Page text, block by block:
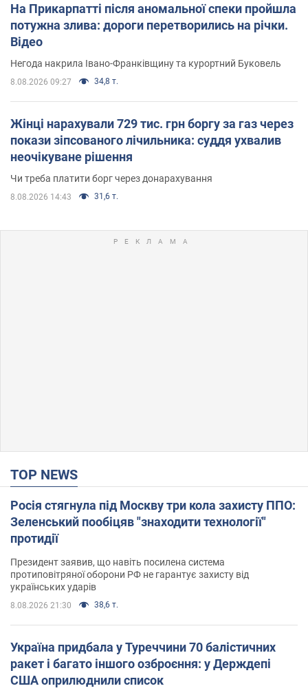
На Прикарпатті після аномальної спеки пройшла
потужна злива: дороги перетворились на річки.
Відео
Негода накрила Івано-Франківщину та курортний Буковель
8.08.2026 09:27 34,8 т.
Жінці нарахували 729 тис. грн боргу за газ через
покази зіпсованого лічильника: суддя ухвалив
неочікуване рішення
Чи треба платити борг через донарахування
8.08.2026 14:43 31,6 т.
TOP NEWS
Росія стягнула під Москву три кола захисту ППО:
Зеленський пообіцяв "знаходити технології"
протидії
Президент заявив, що навіть посилена система
протиповітряної оборони РФ не гарантує захисту від
українських ударів
8.08.2026 21:30 38,6 т.
Україна придбала у Туреччини 70 балістичних
ракет і багато іншого озброєння: у Держдепі
США оприлюднили список